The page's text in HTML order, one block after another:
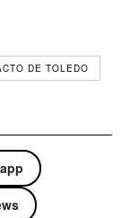
DE TOLEDO